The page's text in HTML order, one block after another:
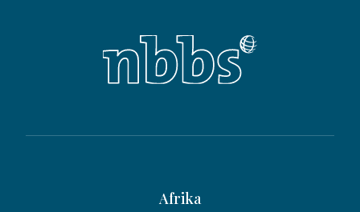
Afrika